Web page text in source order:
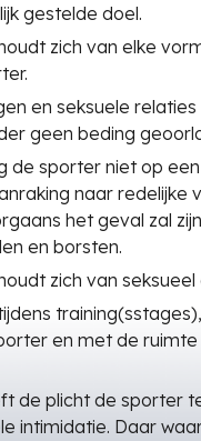
gestelde doel.
zich van elke
en seksuele
geen beding
de sporter niet op
naar redelijke
het geval zal
en borsten.
zich van
en met de
de plicht de sporter
intimidatie. Daar